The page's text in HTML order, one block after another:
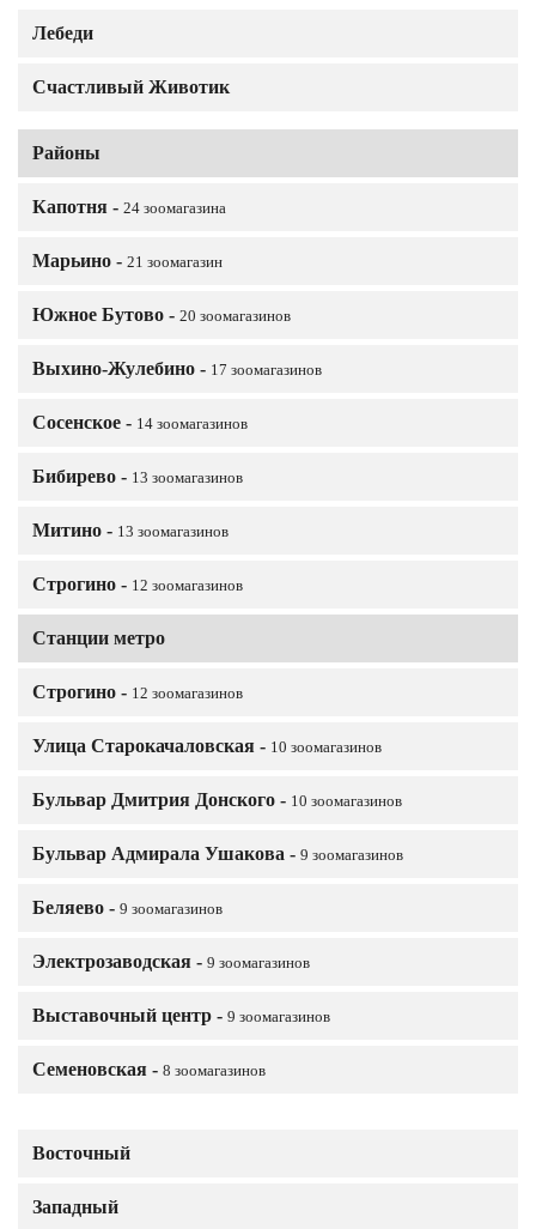
Районы
Капотня - 24 зоомагазина
Марьино - 21 зоомагазин
Южное Бутово - 20 зоомагазинов
Выхино-Жулебино - 17 зоомагазинов
Сосенское - 14 зоомагазинов
Бибирево - 13 зоомагазинов
Митино - 13 зоомагазинов
Строгино - 12 зоомагазинов
Станции метро
Строгино - 12 зоомагазинов
Улица Старокачаловская - 10 зоомагазинов
Бульвар Дмитрия Донского - 10 зоомагазинов
Бульвар Адмирала Ушакова - 9 зоомагазинов
Беляево - 9 зоомагазинов
Электрозаводская - 9 зоомагазинов
Выставочный центр - 9 зоомагазинов
Семеновская - 8 зоомагазинов
Восточный
Западный
Лебеди
Счастливый Животик